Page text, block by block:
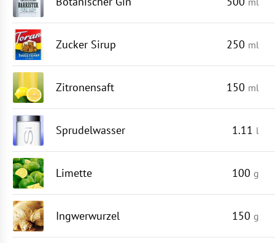
Zucker Sirup 250 ml
Zitronensaft 150 ml
Sprudelwasser 1.11 l
Limette 100 g
Ingwerwurzel 150 g